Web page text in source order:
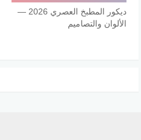
ديكور المطبخ العصري 2026 —
الألوان والتصاميم